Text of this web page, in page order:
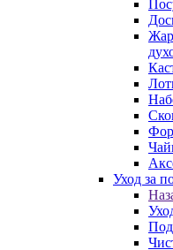
Уход за